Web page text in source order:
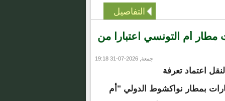
التفاصيل
مطار أم التونسي اعتبارا من
جمعة, 2026-07-31 19:18
اعتماد تعرفة
بمطار نواكشوط الدولي "أم